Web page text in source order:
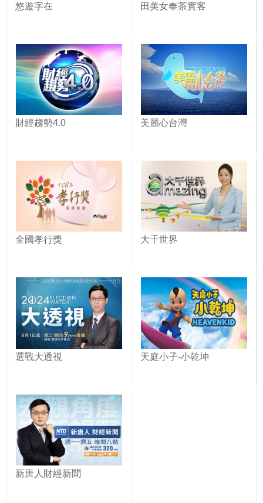
悠遊字在 田美女奉茶實客
財經趨勢4.0 美麗心台灣
全國孝行獎 大千世界
選戰大透視 天庭小子-小乾坤
新唐人財經新聞